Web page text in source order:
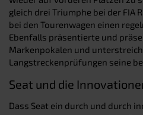
gleich drei Triumphe bei der FIA
bei den Tourenwagen einen
Ebenfalls präsentierte und
Markenpokalen und
Langstreckenprüfungen seine
Seat und die
Dass Seat ein durch und durch